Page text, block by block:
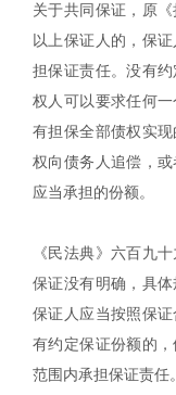
关于共同保证，原
以上保证人的，保
担保证责任。没有
权人可以要求任何
有担保全部债权实
权向债务人追偿，
应当承担的份额。
《民法典》六百九
保证没有明确，具
保证人应当按照保
有约定保证份额的
范围内承担保证责任。